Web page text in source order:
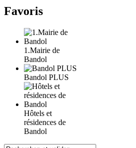
Favoris
1.Mairie de
Bandol
Bandol PLUS
Hôtels et
résidences de
Bandol